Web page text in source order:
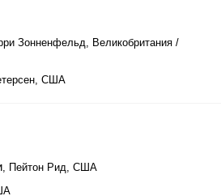
Зонненфельд, Великобритания /
США
, Пейтон Рид, США